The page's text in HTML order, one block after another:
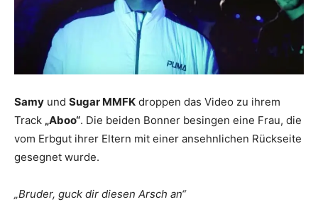
Samy und Sugar MMFK droppen das Video zu ihrem
Track „Aboo“. Die beiden Bonner besingen eine Frau, die
vom Erbgut ihrer Eltern mit einer ansehnlichen Rückseite
gesegnet wurde.
„Bruder, guck dir diesen Arsch an“